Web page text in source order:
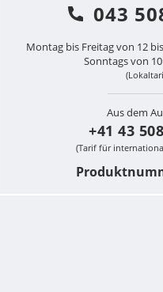
043
Montag bis Freitag von 12
Sonntags von
Aus dem
+41 43
(Tarif für